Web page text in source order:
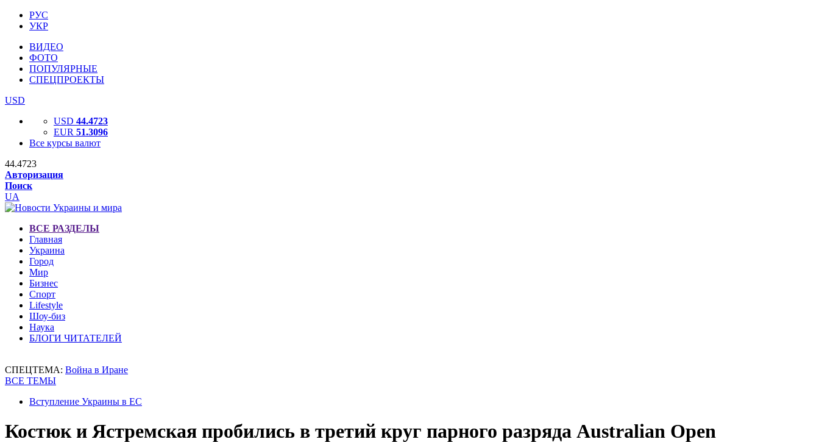
РУС
УКР
ВИДЕО
ФОТО
ПОПУЛЯРНЫЕ
СПЕЦПРОЕКТЫ
USD
USD 44.4723
EUR 51.3096
Все курсы валют
44.4723
Авторизация
Поиск
UA
ВСЕ РАЗДЕЛЫ
Главная
Украина
Город
Мир
Бизнес
Спорт
Lifestyle
Шоу-биз
Наука
БЛОГИ ЧИТАТЕЛЕЙ
СПЕЦТЕМА: Война в Иране
ВСЕ ТЕМЫ
Вступление Украины в ЕС
Костюк и Ястремская пробились в третий круг парного разряда Australian Open